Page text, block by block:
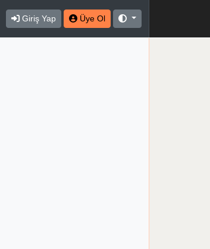
Giriş Yap Üye Ol